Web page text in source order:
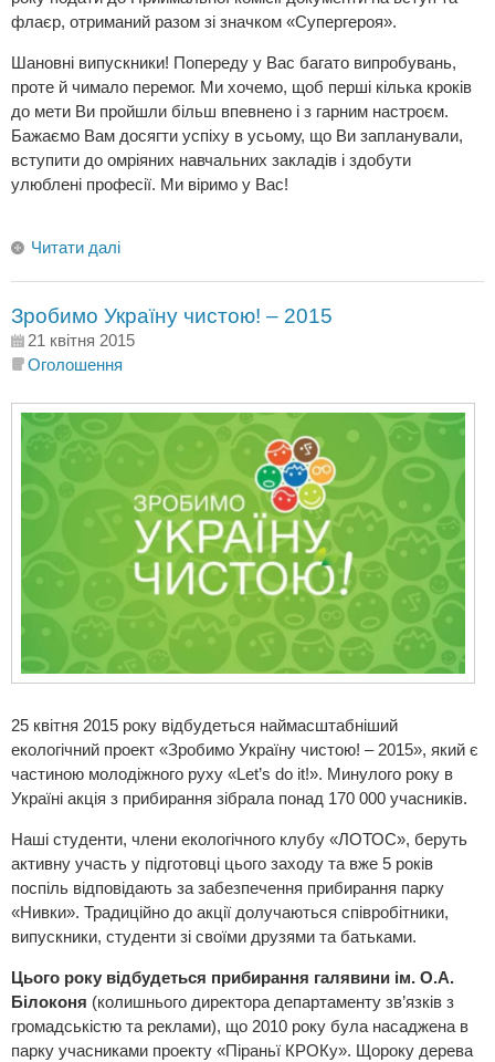
флаєр, отриманий разом зі значком «Супергероя».
Шановні випускники! Попереду у Вас багато випробувань,
проте й чимало перемог. Ми хочемо, щоб перші кілька кроків
до мети Ви пройшли більш впевнено і з гарним настроєм.
Бажаємо Вам досягти успіху в усьому, що Ви запланували,
вступити до омріяних навчальних закладів і здобути
улюблені професії. Ми віримо у Вас!
Читати далі
Зробимо Україну чистою! – 2015
21 квітня 2015
Оголошення
25 квітня 2015 року відбудеться наймасштабніший
екологічний проект «Зробимо Україну чистою! – 2015», який є
частиною молодіжного руху «Let’s do it!». Минулого року в
Україні акція з прибирання зібрала понад 170 000 учасників.
Наші студенти, члени екологічного клубу «ЛОТОС», беруть
активну участь у підготовці цього заходу та вже 5 років
поспіль відповідають за забезпечення прибирання парку
«Нивки». Традиційно до акції долучаються співробітники,
випускники, студенти зі своїми друзями та батьками.
Цього року відбудеться прибирання галявини ім. О.А.
Білоконя (колишнього директора департаменту зв’язків з
громадськістю та реклами), що 2010 року була насаджена в
парку учасниками проекту «Піраньї КРОКу». Щороку дерева